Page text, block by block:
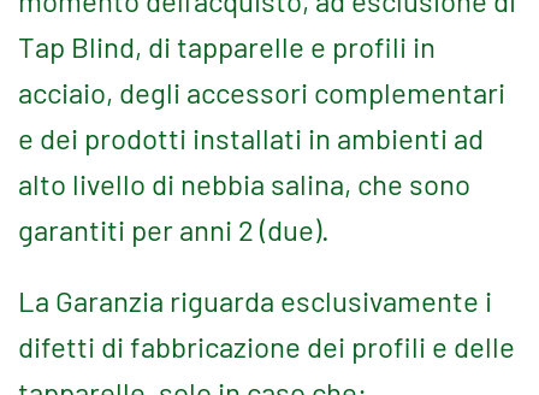
Tap Blind, di tapparelle e profili in
acciaio, degli accessori complementari
e dei prodotti installati in ambienti ad
alto livello di nebbia salina, che sono
garantiti per anni 2 (due).
La Garanzia riguarda esclusivamente i
difetti di fabbricazione dei profili e delle